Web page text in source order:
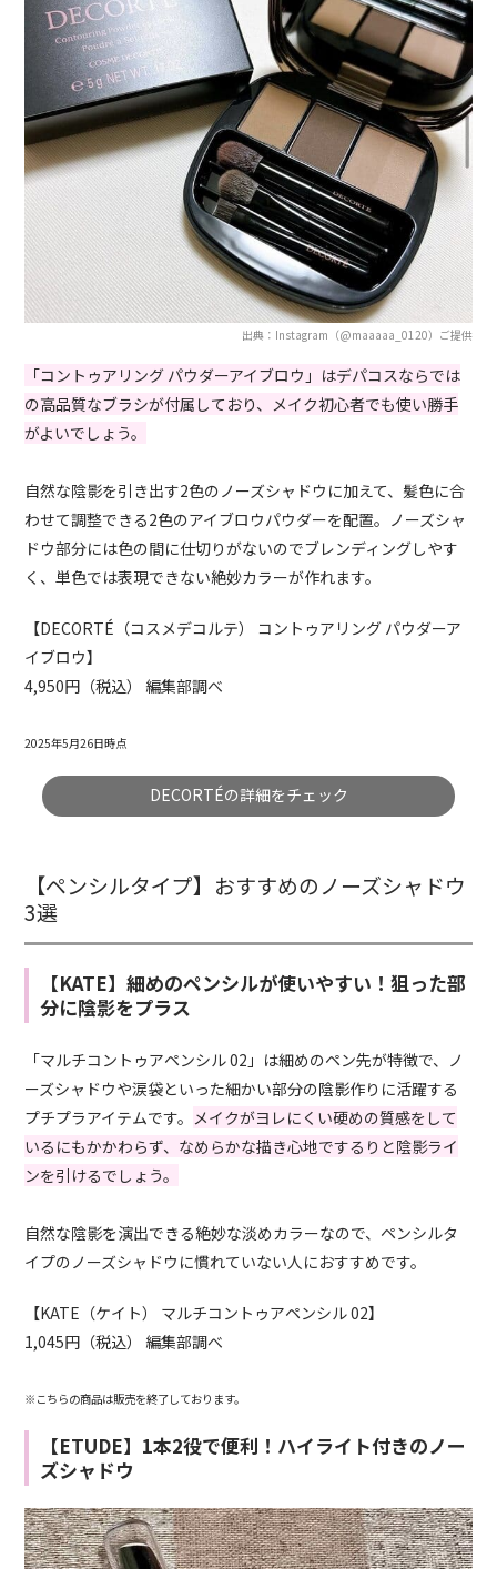
出典：Instagram（@maaaaa_0120）ご提供
「コントゥアリング パウダーアイブロウ」はデパコスならでは
の高品質なブラシが付属しており、メイク初心者でも使い勝手
がよいでしょう。
自然な陰影を引き出す2色のノーズシャドウに加えて、髪色に合
わせて調整できる2色のアイブロウパウダーを配置。ノーズシャ
ドウ部分には色の間に仕切りがないのでブレンディングしやす
く、単色では表現できない絶妙カラーが作れます。
【DECORTÉ（コスメデコルテ） コントゥアリング パウダーア
イブロウ】
4,950円（税込） 編集部調べ
2025年5月26日時点
DECORTÉの詳細をチェック
【ペンシルタイプ】おすすめのノーズシャドウ
3選
【KATE】細めのペンシルが使いやすい！狙った部
分に陰影をプラス
「マルチコントゥアペンシル02 」は細めのペン先が特徴で、ノ
ーズシャドウや涙袋といった細かい部分の陰影作りに活躍する
プチプラアイテムです。 メイクがヨレにくい硬めの質感をして
いるにもかかわらず、なめらかな描き心地でするりと陰影ライ
ンを引けるでしょう。
自然な陰影を演出できる絶妙な淡めカラーなので、ペンシルタ
イプのノーズシャドウに慣れていない人におすすめです。
【KATE（ケイト） マルチコントゥアペンシル02】
1,045円（税込） 編集部調べ
※こちらの商品は販売を終了しております。
【ETUDE】1本2役で便利！ハイライト付きのノー
ズシャドウ